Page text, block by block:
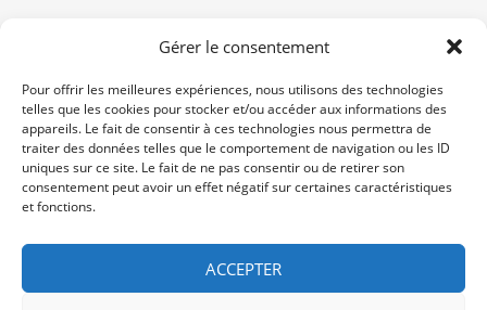
Gérer le consentement
Pour offrir les meilleures expériences, nous utilisons des technologies
telles que les cookies pour stocker et/ou accéder aux informations des
appareils. Le fait de consentir à ces technologies nous permettra de
traiter des données telles que le comportement de navigation ou les ID
uniques sur ce site. Le fait de ne pas consentir ou de retirer son
consentement peut avoir un effet négatif sur certaines caractéristiques
et fonctions.
ACCEPTER
2 Cours de l'Yser 33800
Bordeaux
Lun-Samedi: 10:00 -19:00
Non Stop
/ /